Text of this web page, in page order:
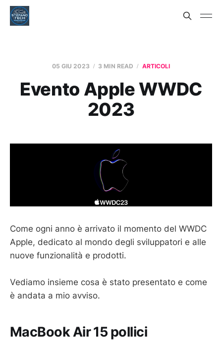
05 GIU 2023 3 MIN READ ARTICOLI
Evento Apple WWDC
2023
Come ogni anno è arrivato il momento del WWDC
Apple, dedicato al mondo degli sviluppatori e alle
nuove funzionalità e prodotti.
Vediamo insieme cosa è stato presentato e come
è andata a mio avviso.
MacBook Air 15 pollici